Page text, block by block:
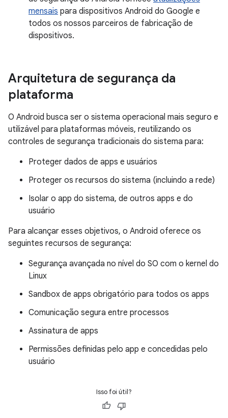
mensais para dispositivos Android do Google e
todos os nossos parceiros de fabricação de
dispositivos.
Arquitetura de segurança da
plataforma
O Android busca ser o sistema operacional mais seguro e
utilizável para plataformas móveis, reutilizando os
controles de segurança tradicionais do sistema para:
Proteger dados de apps e usuários
Proteger os recursos do sistema (incluindo a rede)
Isolar o app do sistema, de outros apps e do
usuário
Para alcançar esses objetivos, o Android oferece os
seguintes recursos de segurança:
Segurança avançada no nível do SO com o kernel do
Linux
Sandbox de apps obrigatório para todos os apps
Comunicação segura entre processos
Assinatura de apps
Permissões definidas pelo app e concedidas pelo
usuário
Isso foi útil?